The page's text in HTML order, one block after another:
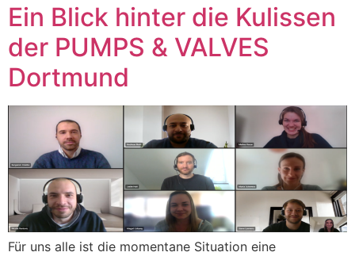
Ein Blick hinter die Kulissen
der PUMPS & VALVES
Dortmund
Für uns alle ist die momentane Situation eine